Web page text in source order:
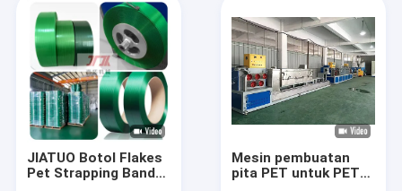
JIATUO Botol Flakes
Pet Strapping Band
Mesin pembuatan
pita PET untuk PET